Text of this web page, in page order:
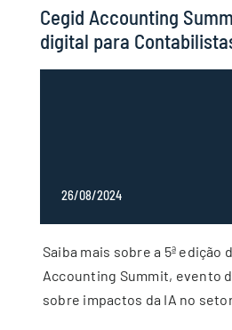
Cegid Accounting
digital para
26/08/2024
Saiba mais sobre a 5ª edição
Accounting Summit, evento
sobre impactos da IA no